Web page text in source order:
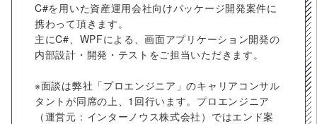
C#を用いた資産運用会社向けパッケージ開発案件に
携わって頂きます。
主にC#、WPFによる、画面アプリケーション開発の
内部設計・開発・テストをご担当いただきます。
※面談は弊社「プロエンジニア」のキャリアコンサル
タントが同席の上、1回行います。プロエンジニア
（運営元：インターノウス株式会社）ではエンド案